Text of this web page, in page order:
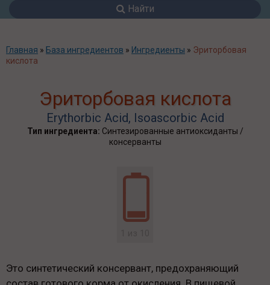
Найти
Главная » База ингредиентов » Ингредиенты » Эриторбовая
кислота
Эриторбовая кислота
Erythorbic Acid, Isoascorbic Acid
Тип ингредиента: Синтезированные антиоксиданты /
консерванты
Это синтетический консервант, предохраняющий